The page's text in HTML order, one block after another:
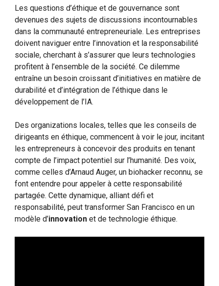
Les questions d’éthique et de gouvernance sont
devenues des sujets de discussions incontournables
dans la communauté entrepreneuriale. Les entreprises
doivent naviguer entre l’innovation et la responsabilité
sociale, cherchant à s’assurer que leurs technologies
profitent à l’ensemble de la société. Ce dilemme
entraîne un besoin croissant d’initiatives en matière de
durabilité et d’intégration de l’éthique dans le
développement de l’IA.
Des organizations locales, telles que les conseils de
dirigeants en éthique, commencent à voir le jour, incitant
les entrepreneurs à concevoir des produits en tenant
compte de l’impact potentiel sur l’humanité. Des voix,
comme celles d’Arnaud Auger, un biohacker reconnu, se
font entendre pour appeler à cette responsabilité
partagée. Cette dynamique, alliant défi et
responsabilité, peut transformer San Francisco en un
modèle d’innovation et de technologie éthique.